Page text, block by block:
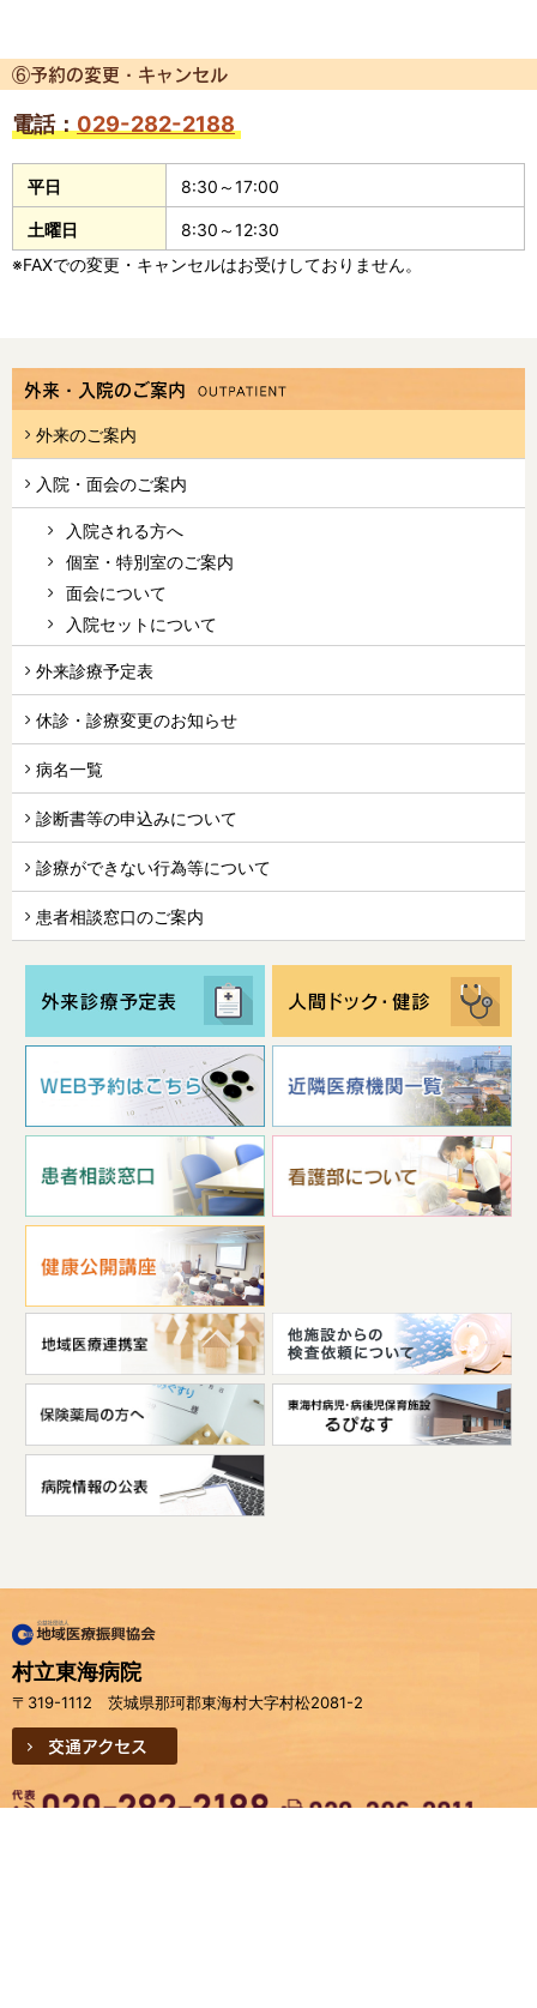
⑥予約の変更・キャンセル
電話： 029-282-2188
平日 8:30～17:00
土曜日
8:30～12:30
※FAXでの変更・キャンセルはお受けしておりません。
外来・入院のご案内
外来のご案内
入院・面会のご案内
入院される方へ
個室・特別室のご案内
面会について
入院セットについて
外来診療予定表
休診・診療変更のお知らせ
病名一覧
診断書等の申込みについて
診療ができない行為等について
患者相談窓口のご案内
村立東海病院
〒319-1112 茨城県那珂郡東海村大字村松2081-2
交通アクセス